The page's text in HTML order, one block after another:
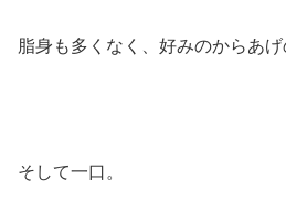
脂身も多くなく、好みのからあげ
そして一口。